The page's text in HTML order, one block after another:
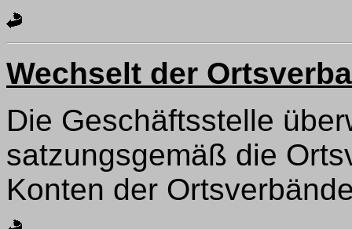
Wechselt der
Die Geschäftsstelle
satzungsgemäß die
Konten der